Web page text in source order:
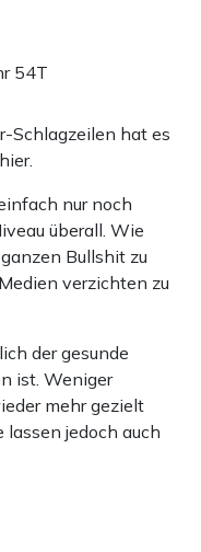
54T
Schlagzeilen hat es
nur noch
überall. Wie
Bullshit zu
verzichten zu
der gesunde
ist. Weniger
mehr gezielt
jedoch auch